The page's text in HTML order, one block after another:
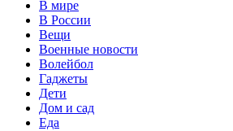
В мире
В России
Вещи
Военные новости
Волейбол
Гаджеты
Дети
Дом и сад
Еда